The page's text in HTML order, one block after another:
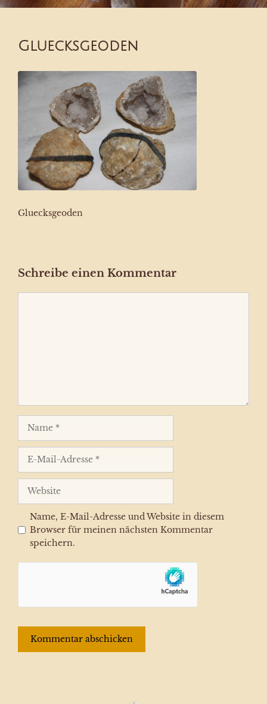
Gluecksgeoden
Gluecksgeoden
Schreibe einen Kommentar
Mail-
Adresse
Website
Name, E-Mail-Adresse und Website in diesem
Browser für meinen nächsten Kommentar
speichern.